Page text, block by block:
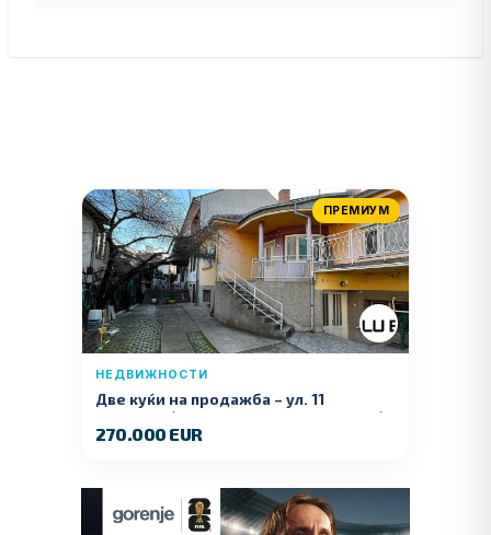
ПРЕМИУМ
НЕДВИЖНОСТИ
Две куќи на продажба – ул. 11
Ноември (Наспроти Селман Туризам)
270.000 EUR